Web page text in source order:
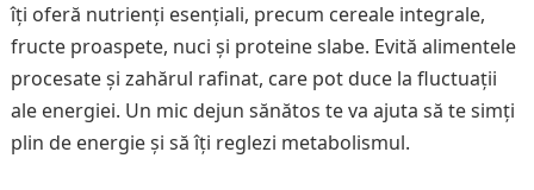
îți oferă nutrienți esențiali, precum cereale integrale,
fructe proaspete, nuci și proteine slabe. Evită alimentele
procesate și zahărul rafinat, care pot duce la fluctuații
ale energiei. Un mic dejun sănătos te va ajuta să te simți
plin de energie și să îți reglezi metabolismul.